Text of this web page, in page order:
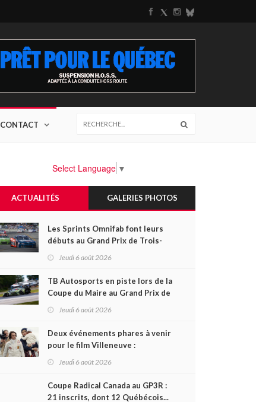
CONTACT
Select Language ▼
ACTUALITÉS GALERIES PHOTOS
Les Sprints Omnifab font leurs
débuts au Grand Prix de Trois-
Rivières avec un format inspiré
Jeudi 6 août 2026
TB Autosports en piste lors de la
Coupe du Maire au Grand Prix de
Trois-Rivières
Jeudi 6 août 2026
Deux événements phares à venir
pour le film Villeneuve :
L'ascension d'une légende (+
Jeudi 6 août 2026
Coupe Radical Canada au GP3R :
21 inscrits, dont 12 Québécois...